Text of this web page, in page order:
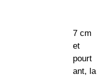
7 cm
et
pourt
ant, la